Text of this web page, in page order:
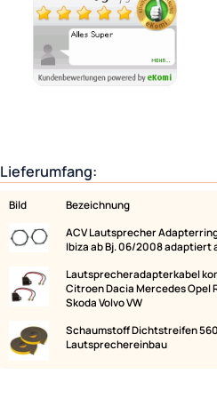
Lieferumfang:
Bild
Ähnliche Produkte anzeigen